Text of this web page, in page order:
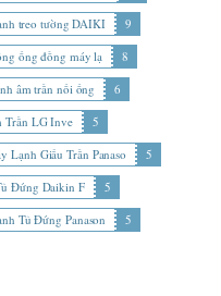
treo tường DAIKI
9
ống đồng máy lạ
8
âm trần nối ống
6
Trần LG Inve
5
Lạnh Giấu Trần Panaso
5
Đứng Daikin F
5
Tủ Đứng Panason 5